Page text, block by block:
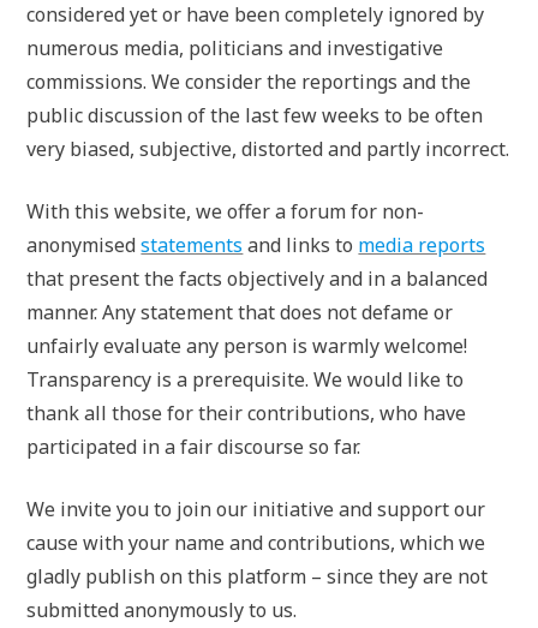
considered yet or have been completely ignored by
numerous media, politicians and investigative
commissions. We consider the reportings and the
public discussion of the last few weeks to be often
very biased, subjective, distorted and partly incorrect.
With this website, we offer a forum for non-
anonymisedstatements and links to media reports
that present the facts objectively and in a balanced
manner. Any statement that does not defame or
unfairly evaluate any person is warmly welcome!
Transparency is a prerequisite. We would like to
thank all those for their contributions, who have
participated in a fair discourse so far.
We invite you to join our initiative and support our
cause with your name and contributions, which we
gladly publish on this platform – since they are not
submitted anonymously to us.